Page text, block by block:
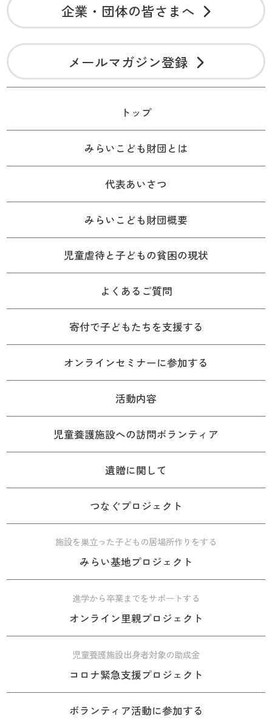
企業・団体の皆さまへ
メールマガジン登録
トップ
みらいこども財団とは
代表あいさつ
みらいこども財団概要
児童虐待と子どもの貧困の現状
よくあるご質問
寄付で子どもたちを支援する
オンラインセミナーに参加する
活動内容
児童養護施設への訪問ボランティア
遺贈に関して
つなぐプロジェクト
施設を巣立った子どもの居場所作りをする
みらい基地プロジェクト
進学から卒業までをサポートする
オンライン里親プロジェクト
児童養護施設出身者対象の助成金
コロナ緊急支援プロジェクト
ボランティア活動に参加する